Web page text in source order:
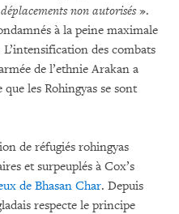
déplacements non autorisés».
à la peine maximale
des combats
de l’ethnie Arakan a
les Rohingyas se sont
de réfugiés rohingyas
et surpeuplés à Cox’s
de Bhasan Char. Depuis
respecte le principe